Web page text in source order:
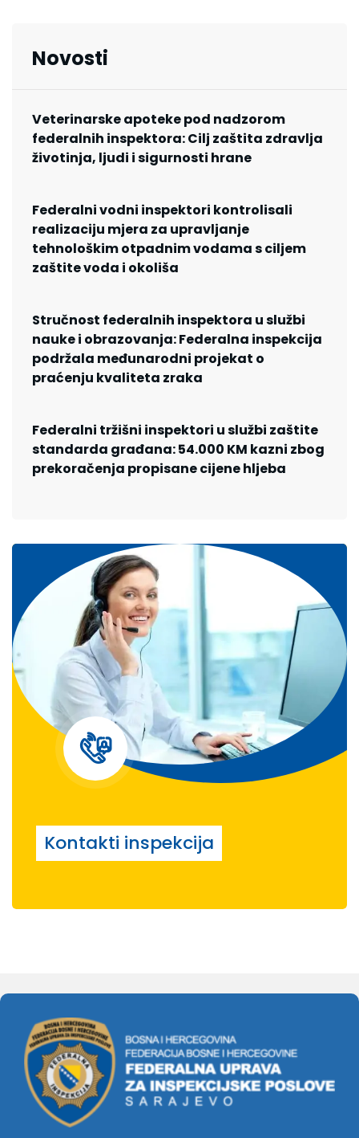
Novosti
Veterinarske apoteke pod nadzorom
federalnih inspektora: Cilj zaštita zdravlja
životinja, ljudi i sigurnosti hrane
Federalni vodni inspektori kontrolisali
realizaciju mjera za upravljanje
tehnološkim otpadnim vodama s ciljem
zaštite voda i okoliša
Stručnost federalnih inspektora u službi
nauke i obrazovanja: Federalna inspekcija
podržala međunarodni projekat o
praćenju kvaliteta zraka
Federalni tržišni inspektori u službi zaštite
standarda građana: 54.000 KM kazni zbog
prekoračenja propisane cijene hljeba
Kontakti inspekcija